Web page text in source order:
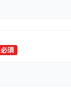
必須